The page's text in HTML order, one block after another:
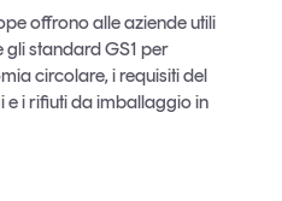
Italy che racconta in
offrono alle aziende utili
gli standard GS1 per
circolare, i requisiti del
i rifiuti da imballaggio in